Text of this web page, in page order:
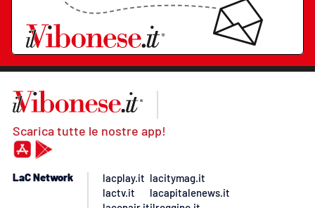
Scarica tutte le nostre app!
LaC Network
lacplay.it
lactv.it
lacitymag.it
lacapitalenews.it